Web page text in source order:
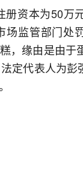
资本为50万
监管部门处
，缘由是由于
定代表人为彭